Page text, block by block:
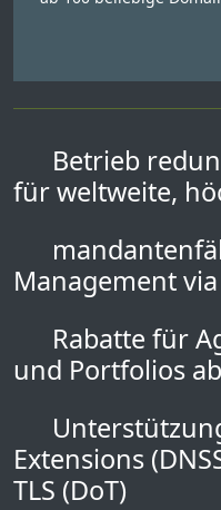
Betrieb
für weltweite,
Management
Rabatte für
und Portfolios
Extensions
TLS (DoT)